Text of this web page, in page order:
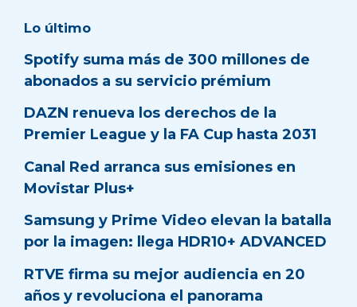
Lo último
Spotify suma más de 300 millones de
abonados a su servicio prémium
DAZN renueva los derechos de la
Premier League y la FA Cup hasta 2031
Canal Red arranca sus emisiones en
Movistar Plus+
Samsung y Prime Video elevan la batalla
por la imagen: llega HDR10+ ADVANCED
RTVE firma su mejor audiencia en 20
años y revoluciona el panorama